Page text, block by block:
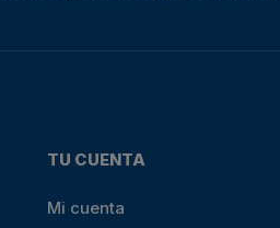
TU CUENTA
Mi cuenta